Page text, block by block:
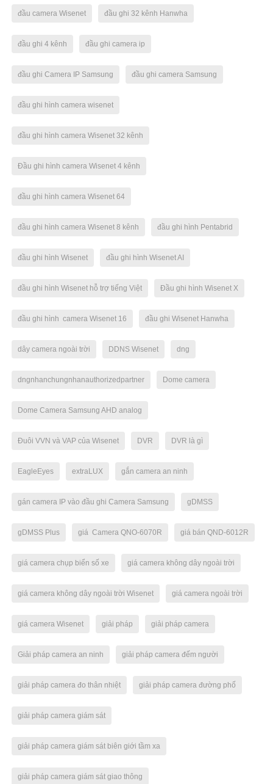
đầu camera Wisenet đầu ghi 32 kênh Hanwha
đầu ghi 4 kênh đầu ghi camera ip
đầu ghi Camera IP Samsung đầu ghi camera Samsung
đầu ghi hình camera wisenet
đầu ghi hình camera Wisenet 32 kênh
Đầu ghi hình camera Wisenet 4 kênh
đầu ghi hình camera Wisenet 64
đầu ghi hình camera Wisenet 8 kênh đầu ghi hình Pentabrid
đầu ghi hình Wisenet đầu ghi hình Wisenet AI
đầu ghi hình Wisenet hỗ trợ tiếng Việt Đầu ghi hình Wisenet X
đầu ghi hình camera Wisenet 16 đầu ghi Wisenet Hanwha
dây camera ngoài trời DDNS Wisenet dng
dngnhanchungnhanauthorizedpartner Dome camera
Dome Camera Samsung AHD analog
Đuôi VVN và VAP của Wisenet DVR DVR là gì
EagleEyes extraLUX gắn camera an ninh
gán camera IP vào đầu ghi Camera Samsung gDMSS
gDMSS Plus giá Camera QNO-6070R giá bán QND-6012R
giá camera chụp biển số xe giá camera không dây ngoài trời
giá camera không dây ngoài trời Wisenet giá camera ngoài trời
giá camera Wisenet giải pháp giải pháp camera
Giải pháp camera an ninh giải pháp camera đếm người
giải pháp camera đo thân nhiệt giải pháp camera đường phố
giải pháp camera giám sát
giải pháp camera giám sát biên giới tầm xa
giải pháp camera giám sát giao thông